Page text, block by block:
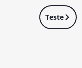
Teste